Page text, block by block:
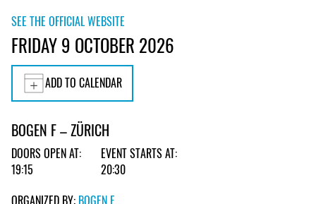
SEE THE OFFICIAL WEBSITE
FRIDAY 9 OCTOBER 2026
ADD TO CALENDAR
BOGEN F – ZÜRICH
DOORS OPEN AT:
19:15
EVENT STARTS AT:
20:30
ORGANIZED BY: BOGEN F